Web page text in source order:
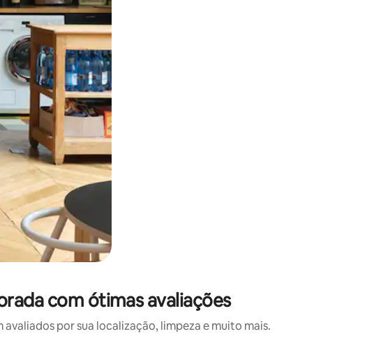
tocando e deslizando o dedo na tela.
com ótimas avaliações
por sua localização, limpeza e muito mais.